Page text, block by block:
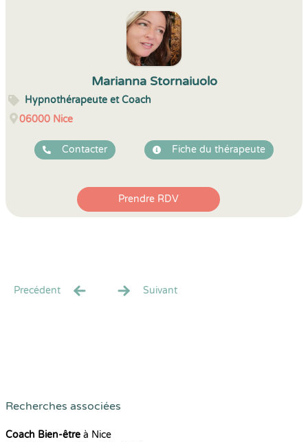
Marianna Stornaiuolo
Hypnothérapeute et Coach
06000 Nice
Contacter Fiche du thérapeute
Prendre RDV
Precédent Suivant
Recherches associées
Coach Bien-être à Nice